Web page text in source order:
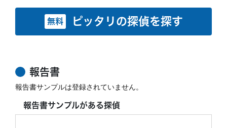
無料 ピッタリの探偵を探す
報告書
報告書サンプルは登録されていません。
報告書サンプルがある探偵